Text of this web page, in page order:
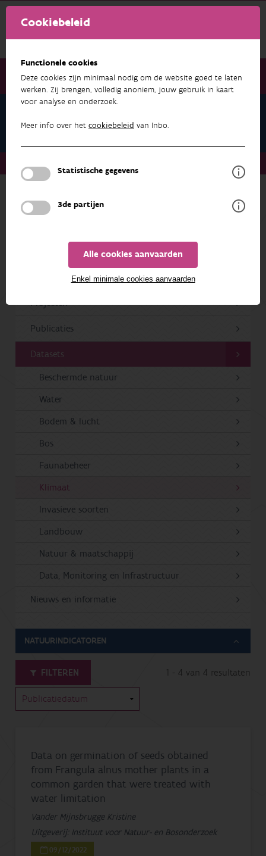
Cookiebeleid
Functionele cookies
Deze cookies zijn minimaal nodig om de website goed te laten
werken. Zij brengen, volledig anoniem, jouw gebruik in kaart
voor analyse en onderzoek.
Meer info over het cookiebeleid van Inbo.
Statistische gegevens
3de partijen
Alle cookies aanvaarden
Enkel minimale cookies aanvaarden
Klimaat
meer over
ONDERZOEK & RESULTATEN
Projecten
Publicaties
Datasets
Beschermde natuur
Water
Bodem & lucht
Bos
Faunabeheer
Klimaat
Invasieve soorten
Landbouw
Natuur & maatschappij
Data, Monitoring en Infrastructuur
Nieuws en informatie
NATUURINDICATOREN
FILTEREN 1 - 4 van 4 resultaten
Data on germination of seeds obtained
from Frangula alnus mother plants in a
common garden that were treated with
water limitation
Vander Mijnsbrugge Kristine
Uitgeverij: Instituut voor Natuur- en Bosonderzoek
09/12/2022